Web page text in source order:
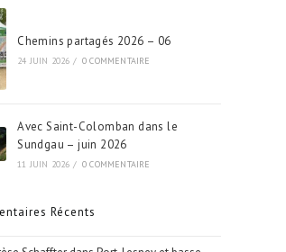
Chemins partagés 2026 – 06
24 JUIN 2026 / 0 COMMENTAIRE
Avec Saint-Colomban dans le
Sundgau – juin 2026
11 JUIN 2026 / 0 COMMENTAIRE
Récents